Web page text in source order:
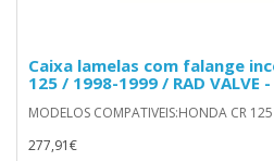
Caixa lamelas com falange
125 / 1998-1999 / RAD VALVE -
MODELOS COMPATIVEIS:HONDA CR
277,91€